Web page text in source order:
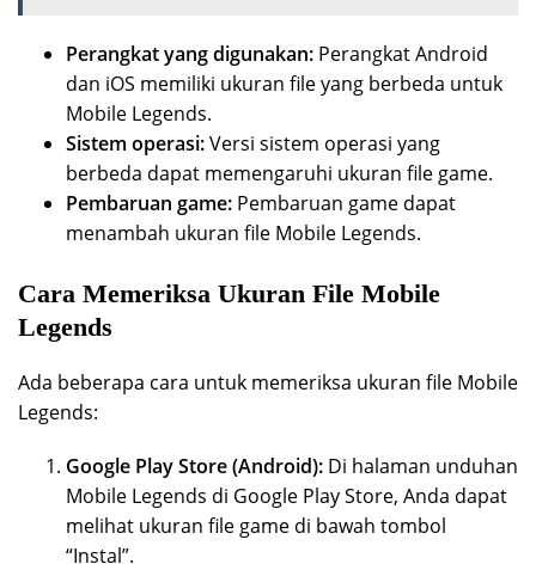
Perangkat yang digunakan: Perangkat Android
dan iOS memiliki ukuran file yang berbeda untuk
Mobile Legends.
Sistem operasi:Versi sistem operasi yang
berbeda dapat memengaruhi ukuran file game.
Pembaruan game: Pembaruan game dapat
menambah ukuran file Mobile Legends.
Cara Memeriksa Ukuran File Mobile
Legends
Ada beberapa cara untuk memeriksa ukuran file Mobile
Legends:
Google Play Store (Android): Di halaman unduhan
Mobile Legends di Google Play Store, Anda dapat
melihat ukuran file game di bawah tombol
“Instal”.